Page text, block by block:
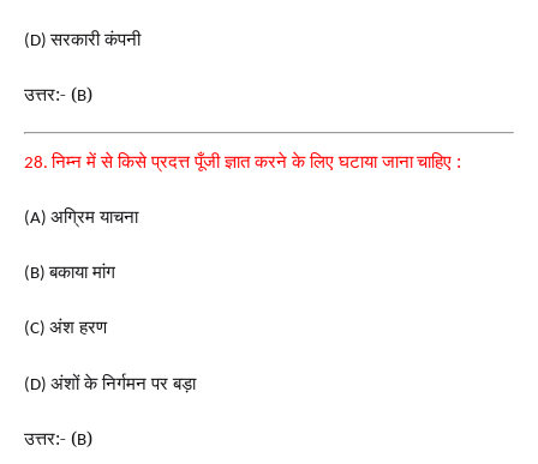
(D)सरकारी कंपनी
उत्तर:- (B)
28.निम्न में से किसे प्रदत्त पूँजी ज्ञात करने के लिए घटाया जानाचाहिए :
(A) अग्रिम याचना
(B)बकाया मांग
(C) अंश हरण
(D) अंशों के निर्गमन पर बड़ा
उत्तर:- (B)